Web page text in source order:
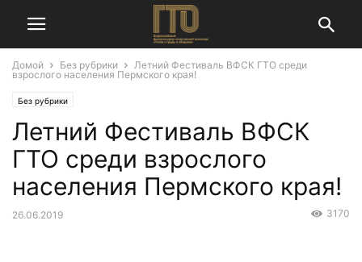
Домой Без рубрики
Летний Фестиваль ВФСК ГТО среди
взрослого населения Пермского края!
Без рубрики
Летний Фестиваль ВФСК
ГТО среди взрослого
населения Пермского края!
26.06.2019 3170